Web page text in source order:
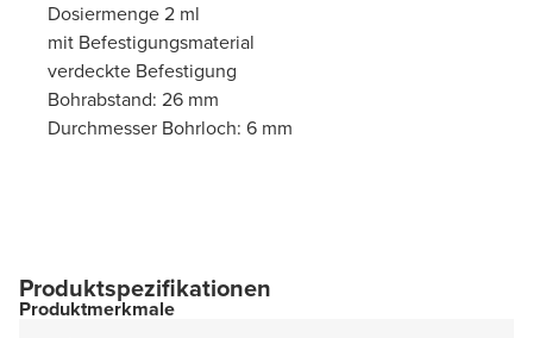
Dosiermenge 2 ml
mit Befestigungsmaterial
verdeckte Befestigung
Bohrabstand: 26 mm
Durchmesser Bohrloch: 6 mm
Produktspezifikationen
Produktmerkmale